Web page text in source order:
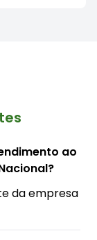
ao
da empresa